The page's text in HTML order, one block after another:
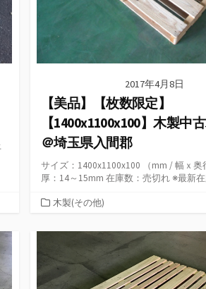
2017年4月8日
【美品】【枚数限定】
【1400x1100x100】木製中
＠埼玉県入間郡
サイズ：1400x1100x100 （mm / 幅ｘ奥
厚：14～15mm 在庫数：売切れ ※最新
カ
ゴ
木製(その他)